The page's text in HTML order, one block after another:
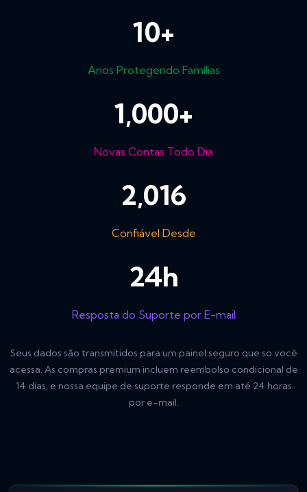
10+
Anos Protegendo Famílias
1,000+
Novas Contas Todo Dia
2,016
Confiável Desde
24h
Resposta do Suporte por E-mail
Seus dados são transmitidos para um painel seguro que so você
acessa. As compras premium incluem reembolso condicional de
14 dias, e nossa equipe de suporte responde em até 24 horas
por e-mail.